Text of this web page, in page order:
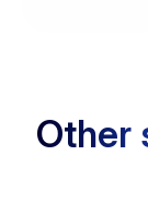
Other